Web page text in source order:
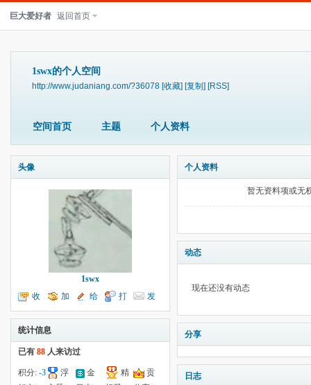
巨大爱好者 返回首页
1swx的个人空间
http://www.judaniang.com/?36078 [收藏] [复制] [RSS]
空间首页 主题 个人资料
头像
1swx
收
听TA
加
为好友
给
我留言
打
个招呼
发
送消息
统计信息
已有 88 人来访过
积分: -3
浮
金
精
贡
个人资料
暂无资料项或无
动态
现在还没有动态
分享
日志